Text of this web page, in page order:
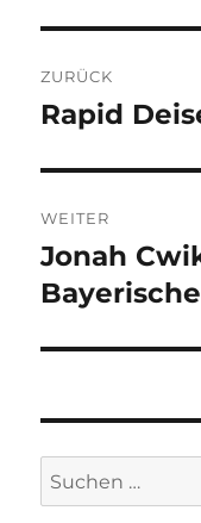
ZURÜCK
Vorheriger
Rapid
WEITER
Nächster
Beitrag:
Jonah
Suchen
nach: